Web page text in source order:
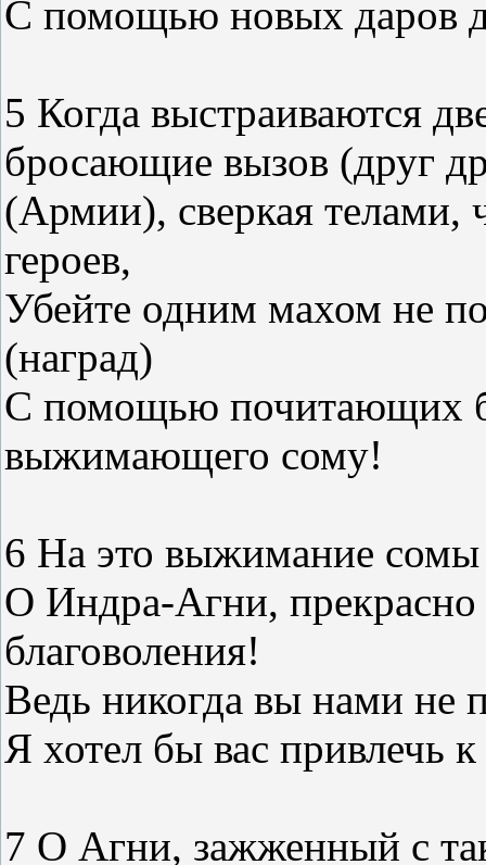
С помощью новых даров
5 Когда выстраиваются
бросающие вызов (друг
(Армии), сверкая телами,
героев,
Убейте одним махом не
(наград)
С помощью почитающих
выжимающего сому!
6 На это выжимание
О Индра-Агни,
благоволения!
Ведь никогда вы нами не
Я хотел бы вас привлечь
7 О Агни, зажженный с